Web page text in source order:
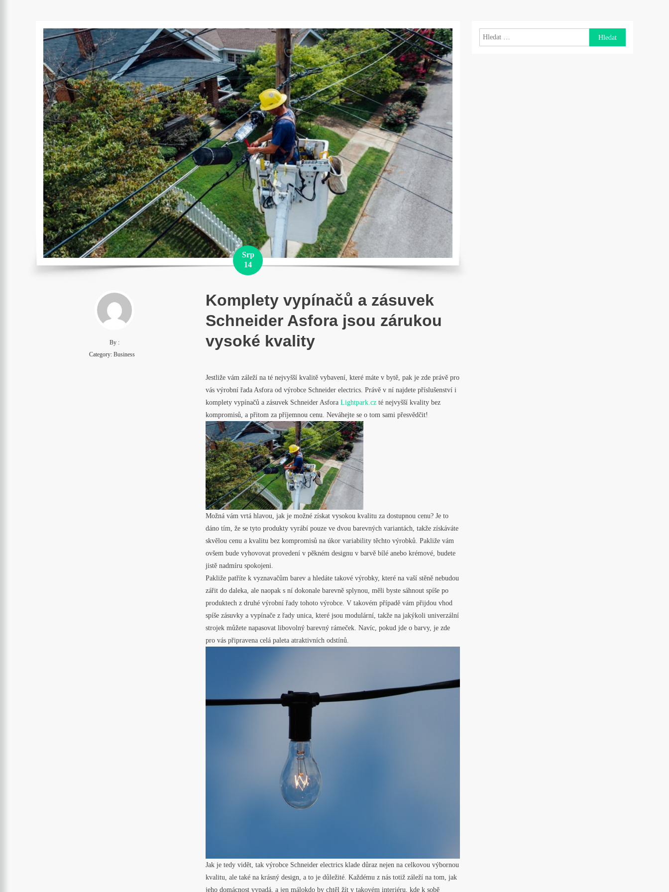
Srp
14
Komplety vypínačů a zásuvek
Schneider Asfora jsou zárukou
vysoké kvality
Jestliže vám záleží na té nejvyšší kvalitě vybavení, které máte v bytě, pak je zde právě pro
vás výrobní řada Asfora od výrobce Schneider electrics. Právě v ní najdete příslušenství i
komplety vypínačů a zásuvek Schneider Asfora Lightpark.czté nejvyšší kvality bez
kompromisů, a přitom za příjemnou cenu. Neváhejte se o tom sami přesvědčit!
Možná vám vrtá hlavou, jak je možné získat vysokou kvalitu za dostupnou cenu? Je to
dáno tím, že se tyto produkty vyrábí pouze ve dvou barevných variantách, takže získáváte
skvělou cenu a kvalitu bez kompromisů na úkor variability těchto výrobků. Pakliže vám
ovšem bude vyhovovat provedení v pěkném designu v barvě bílé anebo krémové, budete
jistě nadmíru spokojeni.
Pakliže patříte k vyznavačům barev a hledáte takové výrobky, které na vaší stěně nebudou
zářit do daleka, ale naopak s ní dokonale barevně splynou, měli byste sáhnout spíše po
produktech z druhé výrobní řady tohoto výrobce. V takovém případě vám přijdou vhod
spíše zásuvky a vypínače z řady unica, které jsou modulární, takže na jakýkoli univerzální
strojek můžete napasovat libovolný barevný rámeček. Navíc, pokud jde o barvy, je zde
pro vás připravena celá paleta atraktivních odstínů.
Jak je tedy vidět, tak výrobce Schneider electrics klade důraz nejen na celkovou výbornou
kvalitu, ale také na krásný design, a to je důležité. Každému z nás totiž záleží na tom, jak
jeho domácnost vypadá, a jen málokdo by chtěl žít v takovém interiéru, kde k sobě
By :
Category: Business
Vyhledávání